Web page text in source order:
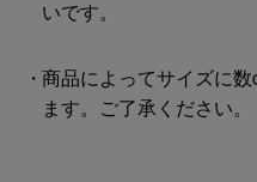
いです。
商品によってサイズに
ます。ご了承ください。